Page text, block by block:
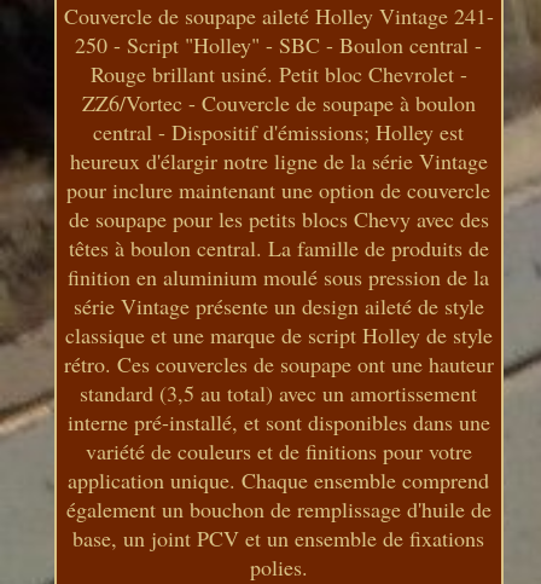
Couvercle de soupape aileté Holley Vintage 241-
250 - Script "Holley" - SBC - Boulon central -
Rouge brillant usiné. Petit bloc Chevrolet -
ZZ6/Vortec - Couvercle de soupape à boulon
central - Dispositif d'émissions; Holley est
heureux d'élargir notre ligne de la série Vintage
pour inclure maintenant une option de couvercle
de soupape pour les petits blocs Chevy avec des
têtes à boulon central. La famille de produits de
finition en aluminium moulé sous pression de la
série Vintage présente un design aileté de style
classique et une marque de script Holley de style
rétro. Ces couvercles de soupape ont une hauteur
standard (3,5 au total) avec un amortissement
interne pré-installé, et sont disponibles dans une
variété de couleurs et de finitions pour votre
application unique. Chaque ensemble comprend
également un bouchon de remplissage d'huile de
base, un joint PCV et un ensemble de fixations
polies.